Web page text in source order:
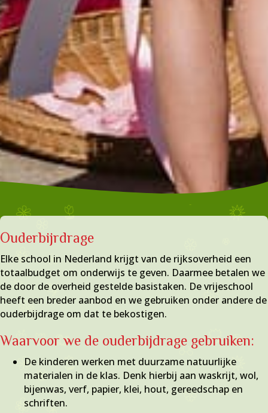
Ouderbijrdrage
Elke school in Nederland krijgt van de rijksoverheid een
totaalbudget om onderwijs te geven. Daarmee betalen we
de door de overheid gestelde basistaken. De vrijeschool
heeft een breder aanbod en we gebruiken onder andere de
ouderbijdrage om dat te bekostigen.
Waarvoor we de ouderbijdrage gebruiken:
De kinderen werken met duurzame natuurlijke
materialen in de klas. Denk hierbij aan waskrijt, wol,
bijenwas, verf, papier, klei, hout, gereedschap en
schriften.